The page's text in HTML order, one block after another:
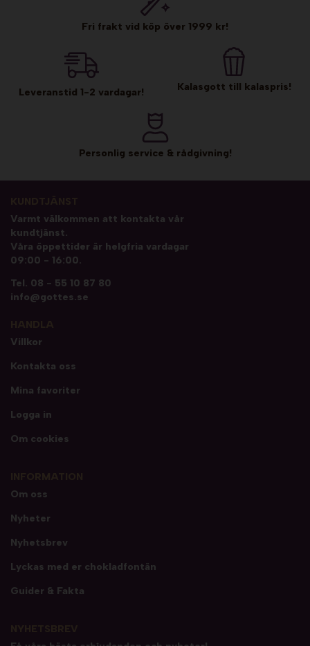
Fri frakt vid köp över 1999 kr!
Leveranstid 1-2 vardagar! Kalasgott till kalaspris!
Personlig service & rådgivning!
Varmt välkommen att kontakta vår
kundtjänst.
Våra öppettider är helgfria vardagar
09:00 - 16:00.
Tel. 08 - 55 10 87 80
info@gottes.se
Villkor
Kontakta oss
Mina favoriter
Logga in
Om cookies
Om oss
Nyheter
Nyhetsbrev
Lyckas med er chokladfontän
Guider & Fakta